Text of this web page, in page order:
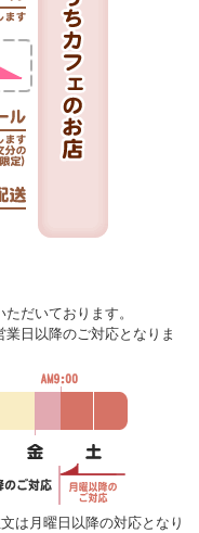
だいております。
日以降のご対応となりま
は月曜日以降の対応となり